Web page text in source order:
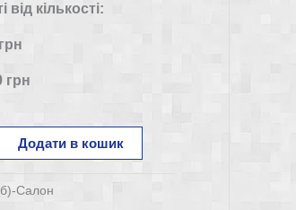
від кількості:
грн
грн
Додати в кошик
Салон